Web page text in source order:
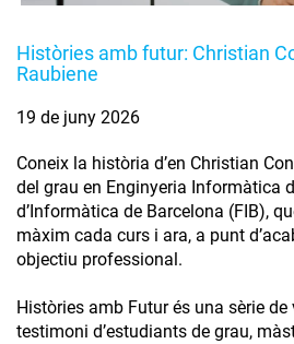
Històries amb futur: Christian
Raubiene
19 de juny 2026
Coneix la història d’en Christian
del grau en Enginyeria Informàtica
d’Informàtica de Barcelona (FIB),
màxim cada curs i ara, a punt
objectiu professional.
Històries amb Futur és una sèrie de
testimoni d’estudiants de grau,